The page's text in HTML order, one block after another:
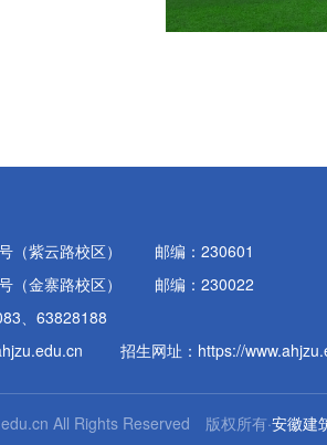
（紫云路校区）
邮编：230601
（金寨路校区）
邮编：230022
、63828188
招生网址： https://
All Rights Reserved 版权所有·安徽建